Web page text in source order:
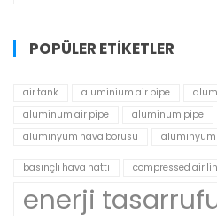
POPÜLER ETIKETLER
air tank aluminium air pipe
aluminum air pipe
aluminum pipe
alüminyum hava borusu
alüminyum
basınçlı hava hattı compressed air
enerji